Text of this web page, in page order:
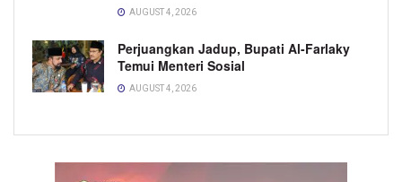
AUGUST 4, 2026
Perjuangkan Jadup, Bupati Al-Farlaky
Temui Menteri Sosial
AUGUST 4, 2026